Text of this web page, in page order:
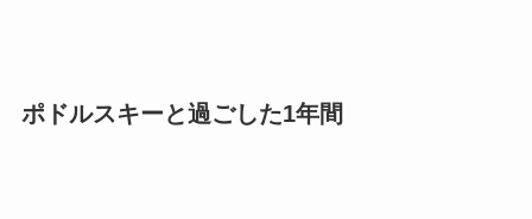
ポドルスキーと過ごした1年間